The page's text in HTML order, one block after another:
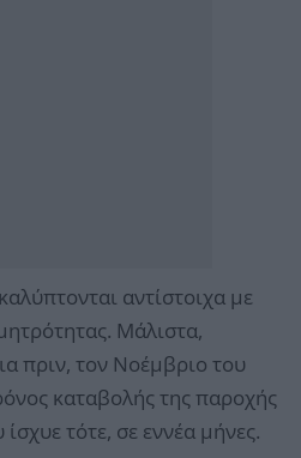
αντίστοιχα με
Μάλιστα,
πριν, τον Νοέμβριο του
καταβολής της παροχής
τότε, σε εννέα μήνες.